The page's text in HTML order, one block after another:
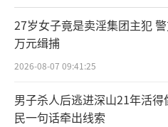
27岁女子竟是卖淫集团主犯
万元缉捕
2026-08-07 09:41:25
男子杀人后逃进深山21年活得
民一句话牵出线索